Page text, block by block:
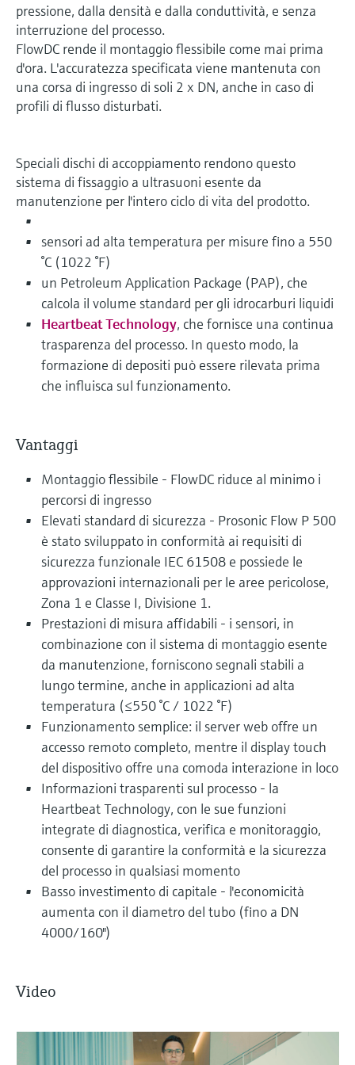
pressione, dalla densità e dalla conduttività, e senza
interruzione del processo.
FlowDC rende il montaggio flessibile come mai prima
d'ora. L'accuratezza specificata viene mantenuta con
una corsa di ingresso di soli 2 x DN, anche in caso di
profili di flusso disturbati.
Speciali dischi di accoppiamento rendono questo
sistema di fissaggio a ultrasuoni esente da
manutenzione per l'intero ciclo di vita del prodotto.
sensori ad alta temperatura per misure fino a 550
°C (1022 °F)
un Petroleum Application Package (PAP), che
calcola il volume standard per gli idrocarburi liquidi
Heartbeat Technology, che fornisce una continua
trasparenza del processo. In questo modo, la
formazione di depositi può essere rilevata prima
che influisca sul funzionamento.
Vantaggi
Montaggio flessibile - FlowDC riduce al minimo i
percorsi di ingresso
Elevati standard di sicurezza - Prosonic Flow P 500
è stato sviluppato in conformità ai requisiti di
sicurezza funzionale IEC 61508 e possiede le
approvazioni internazionali per le aree pericolose,
Zona 1 e Classe I, Divisione 1.
Prestazioni di misura affidabili - i sensori, in
combinazione con il sistema di montaggio esente
da manutenzione, forniscono segnali stabili a
lungo termine, anche in applicazioni ad alta
temperatura (≤550 °C / 1022 °F)
Funzionamento semplice: il server web offre un
accesso remoto completo, mentre il display touch
del dispositivo offre una comoda interazione in loco
Informazioni trasparenti sul processo - la
Heartbeat Technology, con le sue funzioni
integrate di diagnostica, verifica e monitoraggio,
consente di garantire la conformità e la sicurezza
del processo in qualsiasi momento
Basso investimento di capitale - l'economicità
aumenta con il diametro del tubo (fino a DN
4000/160")
Video